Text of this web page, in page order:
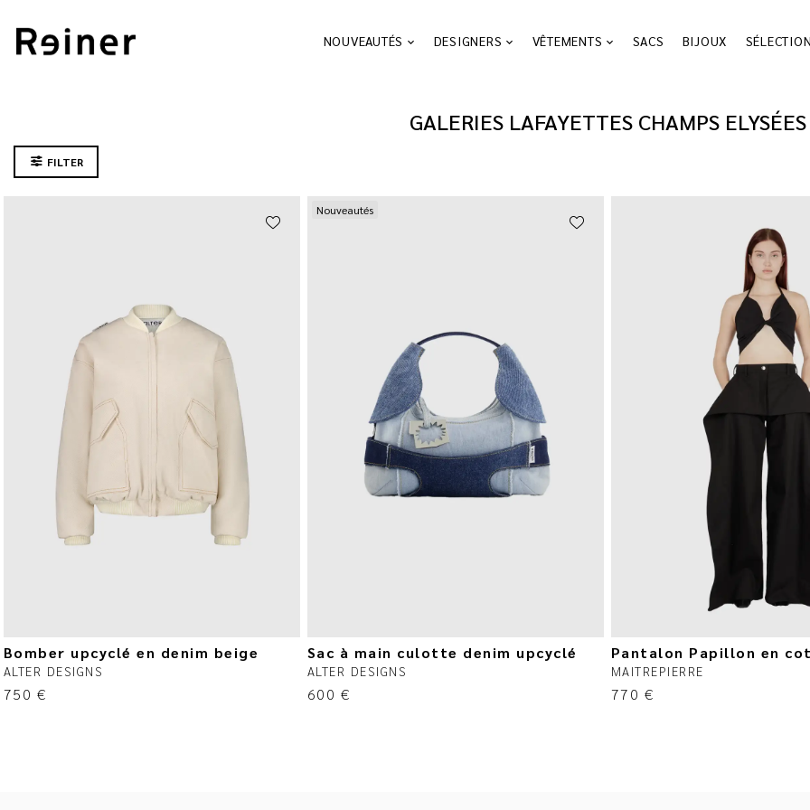
NOUVEAUTÉS DESIGNERS VÊTEMENTS SACS BIJOUX
GALERIES LAFAYETTES CHAMPS ELYSÉES
FILTER
Bomber upcyclé en denim beige
ALTER DESIGNS
750 €
Nouveautés
Sac à main culotte denim upcyclé
ALTER DESIGNS
600 €
Pantalon Papillon en
MAITREPIERRE
770 €